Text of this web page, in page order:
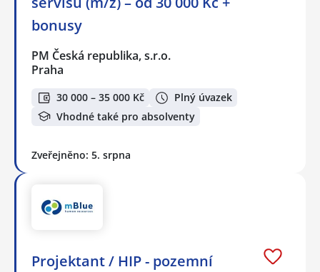
bonusy
PM Česká republika, s.r.o.
Praha
30 000 – 35 000 Kč
Plný úvazek
Vhodné také pro absolventy
Zveřejněno: 5. srpna
Projektant / HIP - pozemní